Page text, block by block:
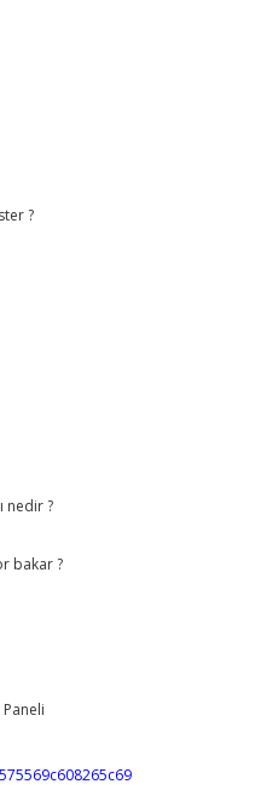
?
nedir ?
bakar ?